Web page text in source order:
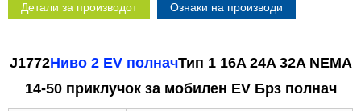
Детали за производот Ознаки на производи
J1772Ниво 2 EV полначТип 1 16A 24A 32A NEMA
14-50 приклучок за мобилен EV Брз полнач